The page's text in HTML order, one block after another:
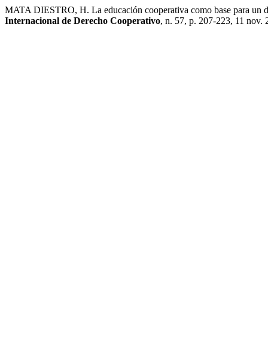
MATA DIESTRO, H. La educación cooperativa como base para un
Internacional de Derecho Cooperativo, n. 57, p. 207-223, 11 nov.